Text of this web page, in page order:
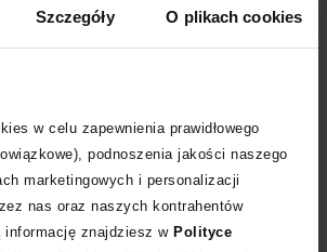
Szczegóły O plikach cookies
w celu zapewnienia prawidłowego
podnoszenia jakości naszego
marketingowych i personalizacji
nas oraz naszych kontrahentów
informację znajdziesz w Polityce
DODATKOWE 10 %RABATU
DO KOSZYKA